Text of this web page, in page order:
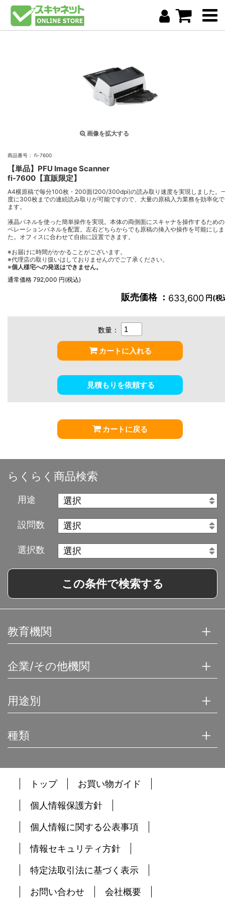
画像を拡大する
商品番号： fi-7600
【単品】PFU Image Scanner
fi-7600【直販限定】
A4横原稿で毎分100枚・200面(200/300dpi)の読み取り速度を実現しました。
度に300枚までの連続読み取りが可能ですので、大量の原稿入力業務を効率化
ます。
液晶パネルを使った簡単操作を実現。本体の両側面にスキャナを操作するため
ペレーションパネルを配置。左右どちらからでも原稿の挿入や操作を可能にし
た。オフィスに合わせて自由に設置できます。
※お届けに時間がかかることがございます。
※代理店の取り扱いはしておりませんのでご了承ください。
※個人様宅への発送はできません。
通常価格 792,000 円(税込)
販売価格 ： 633,600 円(税
数量：
カートに入れる
見積もりを依頼する
カートに戻る
らくらく商品検索
用途
設問数
選択数
この条件で検索する
教育機関
企業/その他機関
用途別
種類
トップ お買い物ガイド
個人情報保護方針
個人情報に関する公表事項
情報セキュリティ方針
特定法取引法に基づく表示
お問い合わせ 会社概要